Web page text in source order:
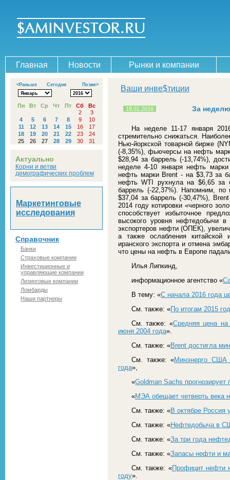
Главная Новости Рынки и компании
<Раньше Сегодня Позже>
Пн Вт Ср Чт Пт Сб
Вс
2
3
4
5 6 7 8 9
10
11
12 13 14 15 16
17
18
19 20 21 22 23
24
25
26 27 28 29 30 31
Актуально
Корни и ветви
демографических проблем
Маркетинговые
исследования
Справочник
Банки
Страховые компании
Инвестиционные и
управляющие компании
Лизинговые компании
Ломбарды
Наши партнеры
Ваши инве$тиции
18.01.2016 За
На неделе 11-17 января
стремительно снижаться.
Нью-йоркской товарной бирже
(-8,35%), фьючерсы на нефть
$28,94 за баррель (-13,74%),
неделе 4-10 января нефть
нефть марки Brent - на $3,73 за
нефть WTI рухнула на $6,65 за
баррель (-22,37%). Напомним,
$37,04 за баррель (-30,47%),
2014 году котировки «черного
способствует избыточное
высокого уровня нефтедобычи
экспортеров нефти (ОПЕК),
а также ослабления китайской
иранского экспорта и отмена
что цены на нефть в Европе
Илья Липкинд,
информационное агентство «
В тему: «С начала 2016 года
См. также: «По итогам 2015
См. также: «Средняя цена
июня 2004 года».
См. также: «Brent достигла
См. также: «Минэнерго США
года»,
«Goldman Sachs
«МЭА обещает четверть века
См. также: «В октябре Россия
См. также: «Нефтедобыча в
См. также: «За три года
См. также: «Запасы нефти и
См. также: «Профицит нефти
году».